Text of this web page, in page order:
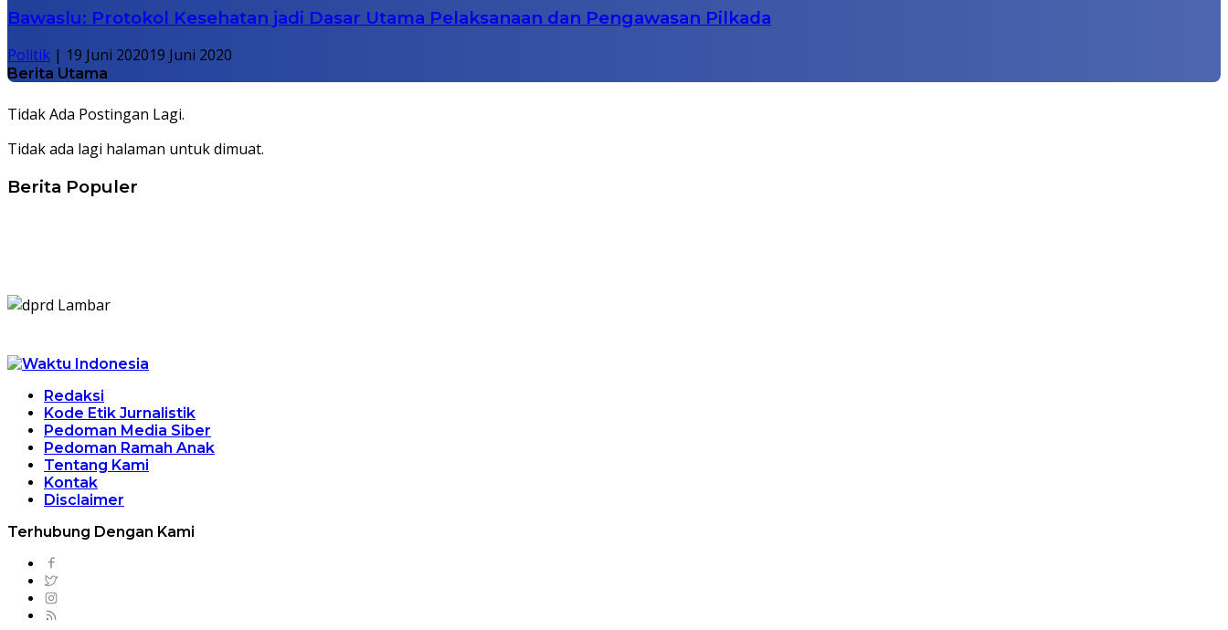
Bawaslu: Protokol Kesehatan jadi Dasar Utama Pelaksanaan dan Pengawasan Pilkada
Politik | 19 Juni 202019 Juni 2020
Berita Utama
Tidak Ada Postingan Lagi.
Tidak ada lagi halaman untuk dimuat.
Berita Populer
Redaksi
Kode Etik Jurnalistik
Pedoman Media Siber
Pedoman Ramah Anak
Tentang Kami
Kontak
Disclaimer
Terhubung Dengan Kami